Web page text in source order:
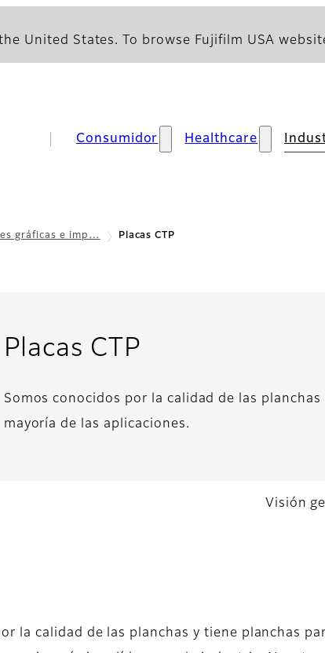
United States. To browse Fujifilm USA
Consumidor Healthcare
gráficas e imp… Placas CTP
Placas CTP
Somos conocidos por la calidad de las
mayoría de las aplicaciones.
Visión
la calidad de las planchas y tiene planchas